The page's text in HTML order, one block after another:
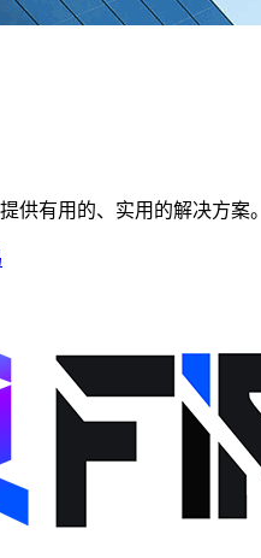
供有用的、实用的解决方案。